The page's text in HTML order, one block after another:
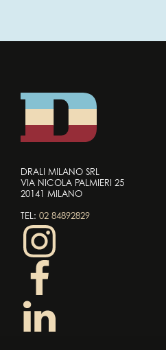
DRALI MILANO SRL
VIA NICOLA PALMIERI 25
20141 MILANO
TEL: 02 84892829